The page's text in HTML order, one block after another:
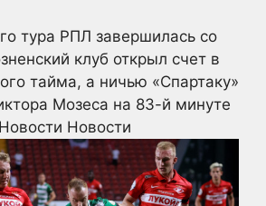
тура РПЛ завершилась со
клуб открыл счет в
тайма, а ничью «Спартаку»
Мозеса на 83-й минуте
Новости